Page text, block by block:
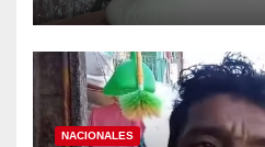
NACIONALES